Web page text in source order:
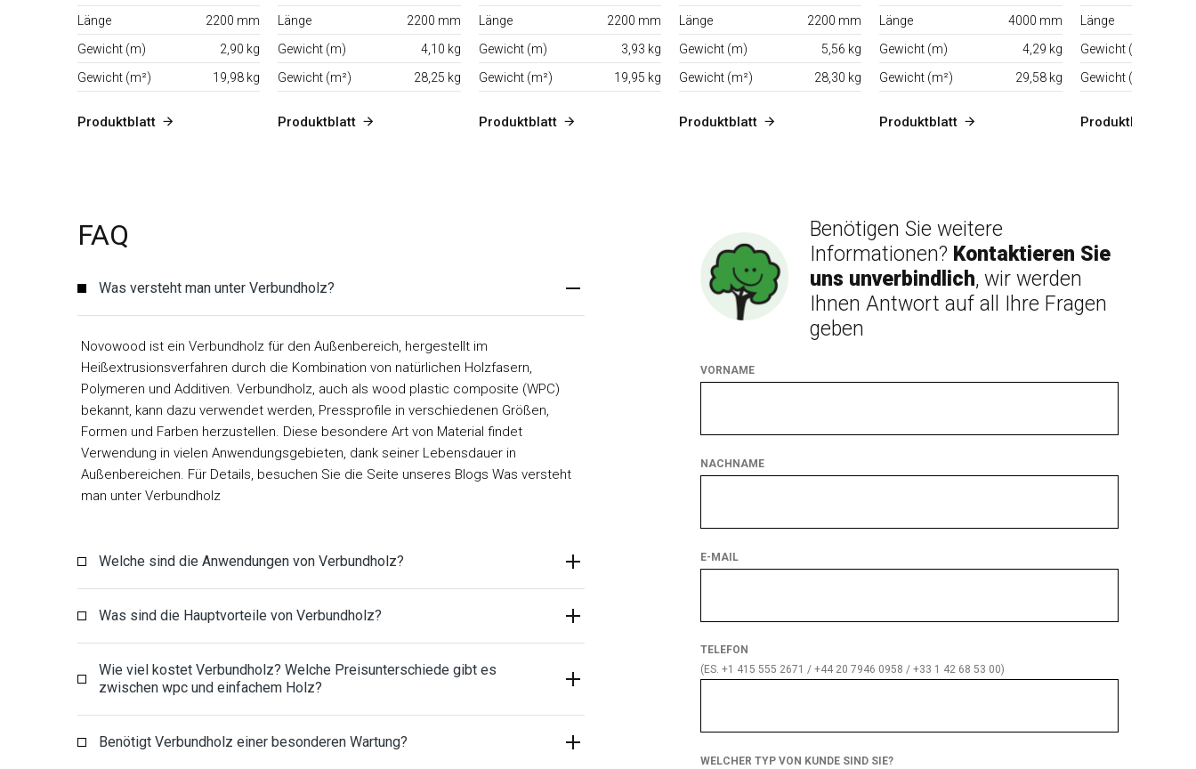
Länge
2200 mm
Gewicht (m)
2,90 kg
Gewicht (m²)
19,98 kg
Produktblatt
Länge
2200 mm
Gewicht (m)
4,10 kg
Gewicht (m²)
28,25 kg
Produktblatt
Länge
2200 mm
Gewicht (m)
3,93 kg
Gewicht (m²)
19,95 kg
Produktblatt
Länge
2200 mm
Gewicht (m)
5,56 kg
Gewicht (m²)
28,30 kg
Produktblatt
Länge
4000 mm
Gewicht (m)
4,29 kg
Gewicht (m²)
29,58 kg
Produktblatt
Länge
Gewicht (m)
Gewicht (m²)
Produktblatt
FAQ
Was versteht man unter Verbundholz?
Novowood ist ein Verbundholz für den Außenbereich, hergestellt im
Heißextrusionsverfahren durch die Kombination von natürlichen Holzfasern,
Polymeren und Additiven. Verbundholz, auch als wood plastic composite (WPC)
bekannt, kann dazu verwendet werden, Pressprofile in verschiedenen Größen,
Formen und Farben herzustellen. Diese besondere Art von Material findet
Verwendung in vielen Anwendungsgebieten, dank seiner Lebensdauer in
Außenbereichen. Für Details, besuchen Sie die Seite unseres Blogs Was versteht
man unter Verbundholz
Welche sind die Anwendungen von Verbundholz?
Was sind die Hauptvorteile von Verbundholz?
Wie viel kostet Verbundholz? Welche Preisunterschiede gibt es
zwischen wpc und einfachem Holz?
Benötigt Verbundholz einer besonderen Wartung?
Benötigen Sie weitere
Informationen? Kontaktieren Sie
uns unverbindlich, wir werden
Ihnen Antwort auf all Ihre Fragen
geben
VORNAME
NACHNAME
E-MAIL
TELEFON
(ES. +1 415 555 2671 / +44 20 7946 0958 / +33 1 42 68 53 00)
WELCHER TYP VON KUNDE SIND SIE?